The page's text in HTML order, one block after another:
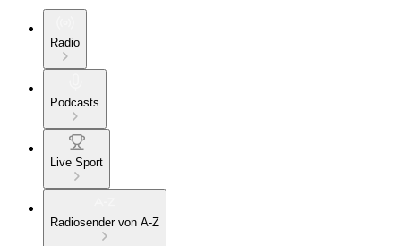
Radio
Podcasts
Live Sport
Radiosender von A-Z